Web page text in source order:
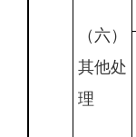
（六）
其他处
理